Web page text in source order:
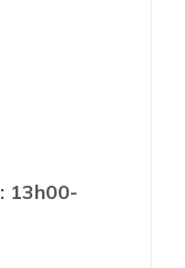
: 13h00-